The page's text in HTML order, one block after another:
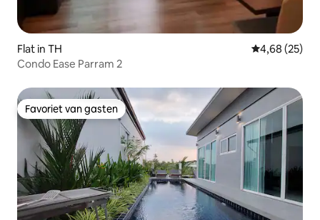
Flat in TH Gemiddelde
4,68 (25)
Condo Ease Parram 2
Favoriet van gasten
Favoriet van gasten